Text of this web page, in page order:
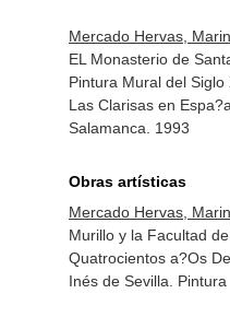
Mercado Hervas,
EL Monasterio de
Pintura Mural del Siglo
Las Clarisas en
Salamanca. 1993
Obras artísticas
Mercado Hervas,
Murillo y la Facultad
Quatrocientos a?Os
Inés de Sevilla. Pintura